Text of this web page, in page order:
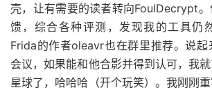
壳，让有需要的读者转向FoulDecrypt
馈，综合各种评测，发现我的工具仍
Frida的作者oleavr也在群里推荐。说起
会议，如果能和他合影并得到认可，我
星球了，哈哈哈（开个玩笑）。我刚刚